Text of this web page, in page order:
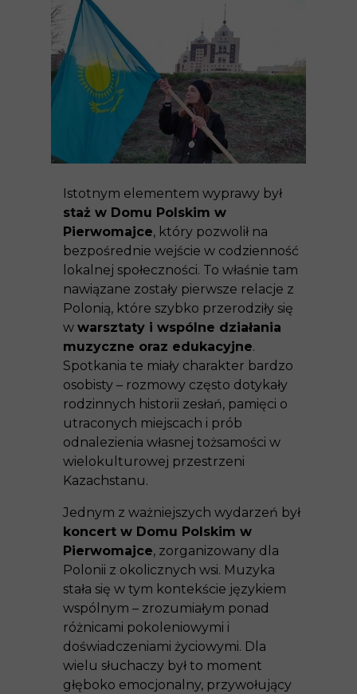
Istotnym elementem wyprawy był
staż w Domu Polskim w
Pierwomajce, który pozwolił na
bezpośrednie wejście w codzienność
lokalnej społeczności. To właśnie tam
nawiązane zostały pierwsze relacje z
Polonią, które szybko przerodziły się
w warsztaty i wspólne działania
muzyczne oraz edukacyjne.
Spotkania te miały charakter bardzo
osobisty – rozmowy często dotykały
rodzinnych historii zesłań, pamięci o
utraconych miejscach i prób
odnalezienia własnej tożsamości w
wielokulturowej przestrzeni
Kazachstanu.
Jednym z ważniejszych wydarzeń był
koncert w Domu Polskim w
Pierwomajce, zorganizowany dla
Polonii z okolicznych wsi. Muzyka
stała się w tym kontekście językiem
wspólnym – zrozumiałym ponad
różnicami pokoleniowymi i
doświadczeniami życiowymi. Dla
wielu słuchaczy był to moment
głęboko emocjonalny, przywołujący